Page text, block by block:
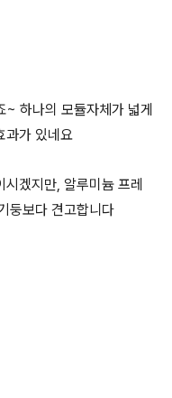
하나의 모듈자체가 넓게
과가 있네요
겠지만, 알루미늄 프레
둥보다 견고합니다